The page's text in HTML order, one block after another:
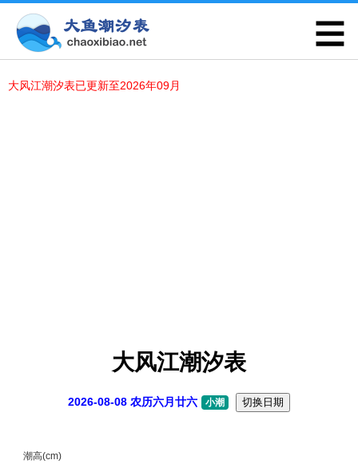
大风江潮汐表已更新至2026年09月
大风江潮汐表
2026-08-08 农历六月廿六 小潮 切换日期